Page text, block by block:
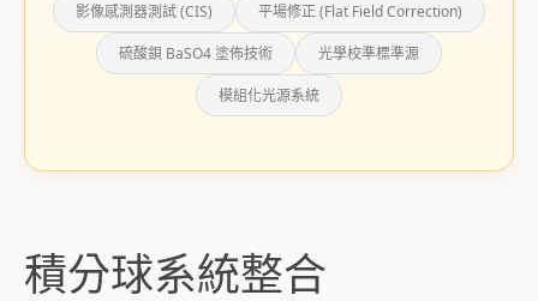
影像感測器測試 (CIS) 平場修正 (Flat Field Correction)
硫酸鋇 BaSO4 塗佈技術 光學校準標準源
模組化光源系統
積分球系統整合